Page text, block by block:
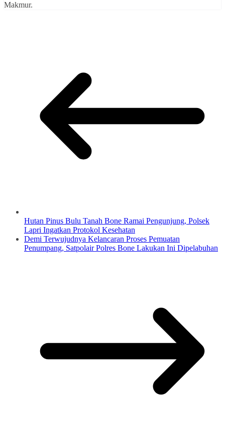
Makmur.
Hutan Pinus Bulu Tanah Bone Ramai Pengunjung, Polsek
Lapri Ingatkan Protokol Kesehatan
Demi Terwujudnya Kelancaran Proses Pemuatan
Penumpang, Satpolair Polres Bone Lakukan Ini Dipelabuhan